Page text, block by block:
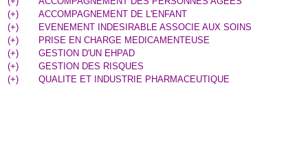
(+)
ACCOMPAGNEMENT DE L'ENFANT
(+)
EVENEMENT INDESIRABLE ASSOCIE AUX SOINS
(+)
PRISE EN CHARGE MEDICAMENTEUSE
(+)
GESTION D'UN EHPAD
(+)
GESTION DES RISQUES
(+) QUALITE ET INDUSTRIE PHARMACEUTIQUE